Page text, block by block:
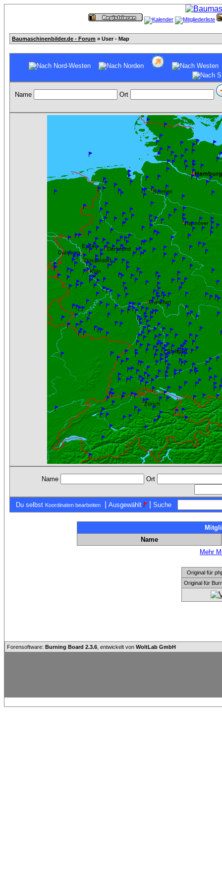
Baumaschinenbilder.de - Forum » User - Map
Name Ort
Name Ort
Du selbst Koordinaten bearbeiten Ausgewählt | Suche
Name
Mehr
Original für
Original für
Forensoftware: Burning Board 2.3.6 , entwickelt von WoltLab GmbH